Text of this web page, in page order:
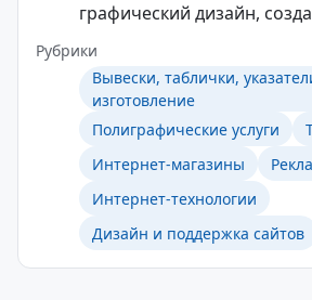
графический дизайн,
Рубрики
Вывески, таблички,
изготовление
Полиграфические услуги
Интернет-магазины
Интернет-технологии
Дизайн и поддержка сайтов